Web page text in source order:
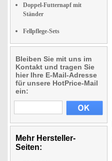
Doppel-Futternapf mit
Ständer
Fellpflege-Sets
Bleiben Sie mit uns im
Kontakt und tragen Sie
hier Ihre E-Mail-Adresse
für unsere HotPrice-Mail
ein:
Mehr Hersteller-
Seiten: